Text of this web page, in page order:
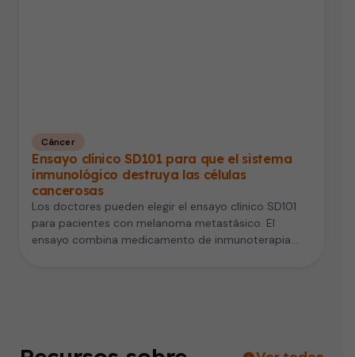
Cáncer
Ensayo clínico SD101 para que el sistema
inmunológico destruya las células
cancerosas
Los doctores pueden elegir el ensayo clínico SD101
para pacientes con melanoma metastásico. El
ensayo combina medicamento de inmunoterapia